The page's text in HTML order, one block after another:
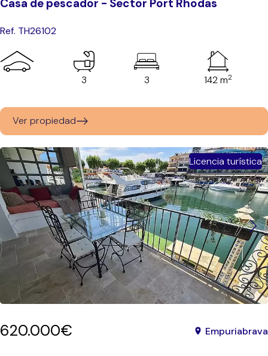
Casa de pescador - Sector Port Rhodas
Ref. TH26102
3 3 142 m2
Ver propiedad
Licencia turística
620.000€ Empuriabrava